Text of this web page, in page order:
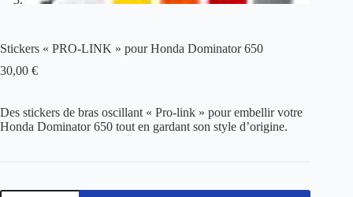
Stickers « PRO-LINK » pour Honda Dominator 650
30,00 €
Des stickers de bras oscillant « Pro-link » pour embellir votre
Honda Dominator 650 tout en gardant son style d’origine.